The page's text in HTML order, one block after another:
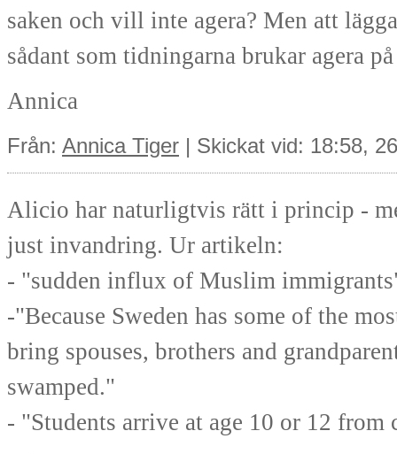
saken och vill inte agera? Men att
sådant som tidningarna brukar agera
Annica
Från: Annica Tiger | Skickat vid: 18:58,
Alicio har naturligtvis rätt i princip -
just invandring. Ur artikeln:
- "sudden influx of Muslim
-"Because Sweden has some of the
bring spouses, brothers and
swamped."
- "Students arrive at age 10 or 12